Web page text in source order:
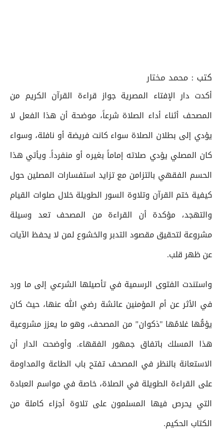
كتب : محمد مختار
أكدت دار الإفتاء المصرية جواز قراءة القرآن الكريم من
المصحف أثناء أداء الصلاة شرعاً، موضحة أن هذا الفعل لا
يؤدي إلى بطلان الصلاة سواء كانت فريضة أو نافلة، وسواء
كان المصلي يؤدي صلاته إماماً بغيره أو منفرداً. ويأتي هذا
الحسم الفقهي بالتزامن مع تزايد استفسارات المصلين حول
كيفية ختم القرآن وتلاوة السور الطويلة خلال صلوات القيام
والتهجد، مؤكدة أن القراءة من المصحف تعد وسيلة
مشروعة لتحقيق مقصود التدبر والخشوع لمن لا يحفظ الآيات
عن ظهر قلب.
واستندت الفتوى الرسمية في تأصيلها الشرعي إلى ما ورد
في الأثر عن أم المؤمنين عائشة رضي الله عنها، حيث كان
يؤمُّها غلامُها "ذكوان" من المصحف، وهو ما يعزز مشروعية
هذا المسلك باتفاق جمهور الفقهاء. وأوضحت الدار أن
الاستعانة بالنظر في المصحف تفتح باب الطاعة والمداومة
على القراءة الطويلة في الصلاة، خاصة في مواسم العبادة
التي يحرص فيها المسلمون على تلاوة أجزاء كاملة من
الكتاب الحكيم.